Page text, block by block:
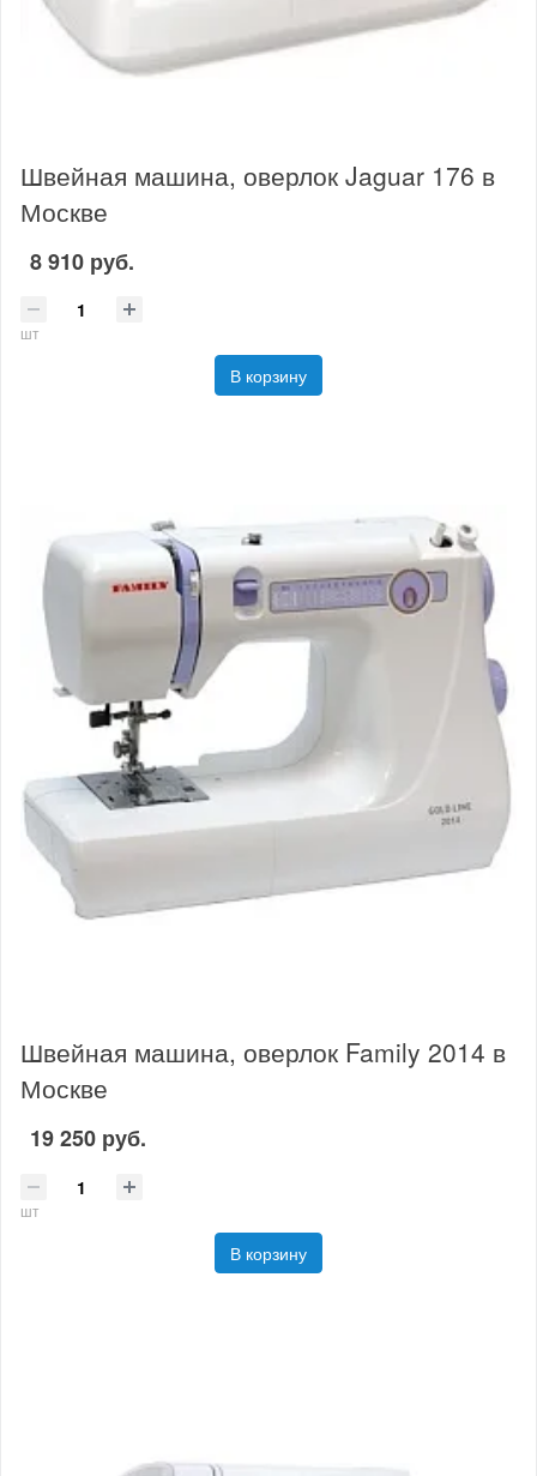
Швейная машина, оверлок Jaguar 176 в
Москве
8 910 руб.
шт
В корзину
Швейная машина, оверлок Family 2014 в
Москве
19 250 руб.
шт
В корзину